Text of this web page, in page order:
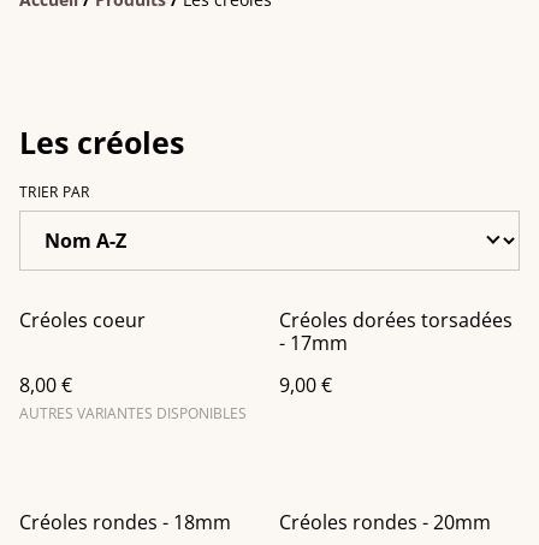
Les créoles
TRIER PAR
Créoles coeur
8,00 €
AUTRES VARIANTES DISPONIBLES
Créoles dorées torsadées
- 17mm
9,00 €
Créoles rondes - 18mm
Créoles rondes - 20mm